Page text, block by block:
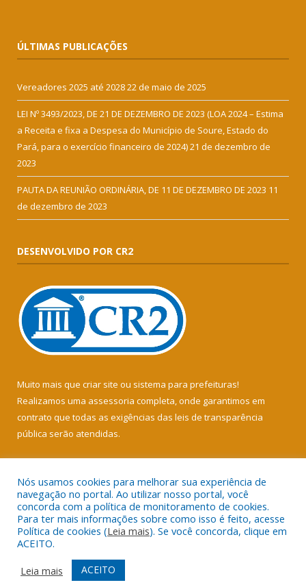
ÚLTIMAS PUBLICAÇÕES
Vereadores 2025 até 202822 de maio de 2025
LEI Nº 3493/2023, DE 21 DE DEZEMBRO DE 2023 (LOA 2024 – Estima
a Receita e fixa a Despesa do Município de Soure, Estado do
Pará, para o exercício financeiro de 2024)21 de dezembro de
2023
PAUTA DA REUNIÃO ORDINÁRIA, DE 11 DE DEZEMBRO DE 2023 11
de dezembro de 2023
DESENVOLVIDO POR CR2
Muito mais que criar site ou sistema para prefeituras!
Realizamos uma assessoria completa, onde garantimos em
contrato que todas as exigências das leis de transparência
pública serão atendidas.
Todos os direitos reservados a Câmara Municipal de Soure.
Mapa do Site
Acessar Área Administrativa
Acessar Webmail
Nós usamos cookies para melhorar sua experiência de
navegação no portal. Ao utilizar nosso portal, você
concorda com a política de monitoramento de cookies.
Para ter mais informações sobre como isso é feito, acesse
Política de cookies (Leia mais). Se você concorda, clique em
ACEITO.
Leia mais
ACEITO